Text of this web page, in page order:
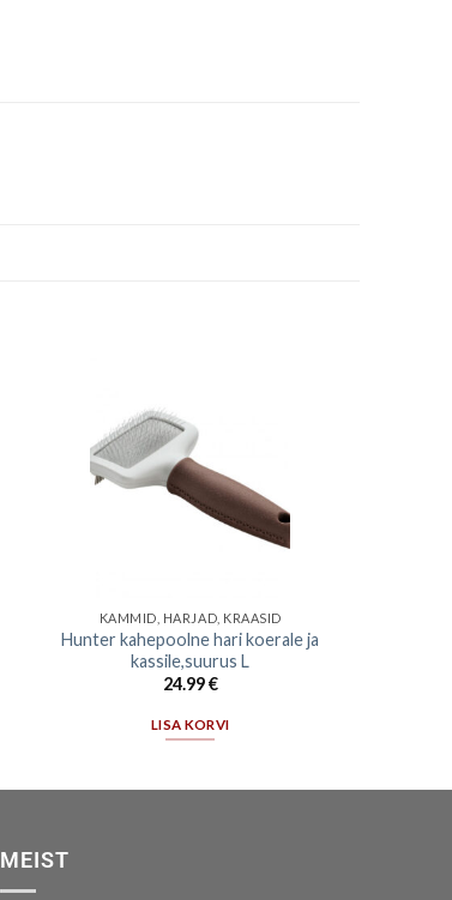
KAMMID, HARJAD, KRAASID
Hunter kahepoolne hari koerale ja
kassile,suurus L
24.99€
LISA KORVI
MEIST